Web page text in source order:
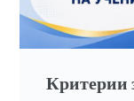
Критерии